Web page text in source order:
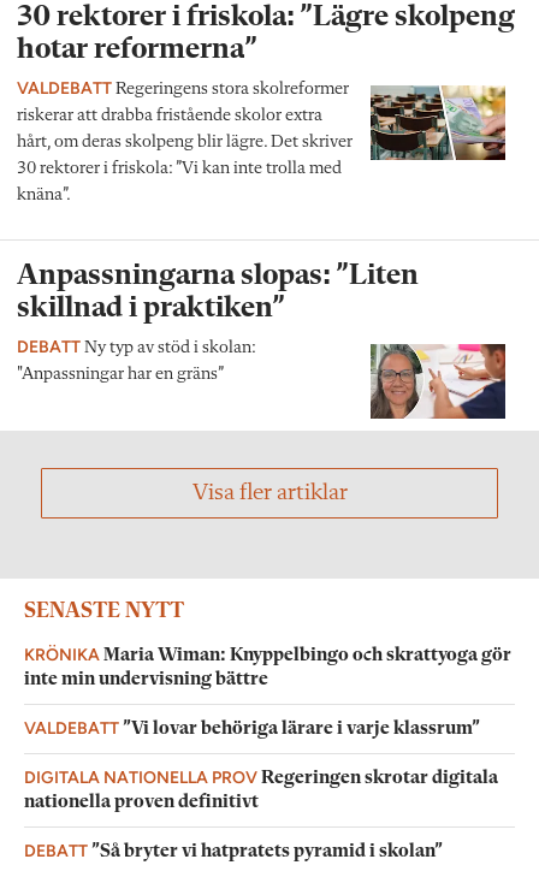
30 rektorer i friskola: ”Lägre skolpeng
hotar reformerna”
VALDEBATT Regeringens stora skolreformer
riskerar att drabba fristående skolor extra
hårt, om deras skolpeng blir lägre. Det skriver
30 rektorer i friskola: ”Vi kan inte trolla med
knäna”.
Anpassningarna slopas: ”Liten
skillnad i praktiken”
DEBATT Ny typ av stöd i skolan:
"Anpassningar har en gräns”
Visa fler artiklar
SENASTE NYTT
KRÖNIKAMaria Wiman: Knyppelbingo och skrattyoga gör
inte min undervisning bättre
VALDEBATT”Vi lovar behöriga lärare i varje klassrum”
DIGITALA NATIONELLA PROVRegeringen skrotar digitala
nationella proven definitivt
DEBATT”Så bryter vi hatpratets pyramid i skolan”